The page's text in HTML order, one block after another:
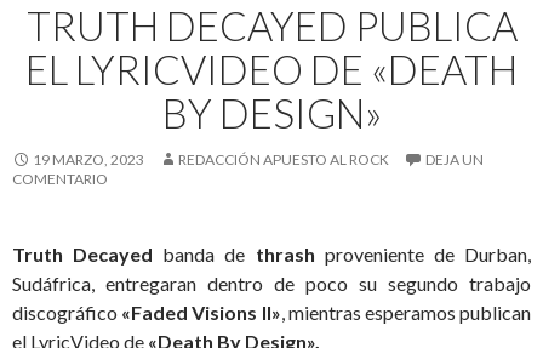
TRUTH DECAYED PUBLICA
EL LYRICVIDEO DE «DEATH
BY DESIGN»
19 MARZO, 2023 REDACCIÓN APUESTO AL ROCK
DEJA UN
COMENTARIO
Truth Decayed banda de thrash proveniente de Durban,
Sudáfrica, entregaran dentro de poco su segundo trabajo
discográfico «Faded Visions II», mientras esperamos publican
el LyricVideo de «Death By Design».